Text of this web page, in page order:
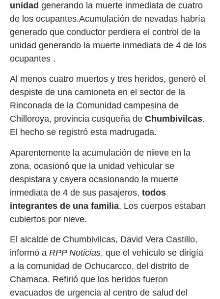
unidad generando la muerte inmediata de cuatro
de los ocupantes.Acumulación de nevadas habría
generado que conductor perdiera el control de la
unidad generando la muerte inmediata de 4 de los
ocupantes .
Al menos cuatro muertos y tres heridos, generó el
despiste de una camioneta en el sector de la
Rinconada de la Comunidad campesina de
Chilloroya, provincia cusqueña de Chumbivilcas.
El hecho se registró esta madrugada.
Aparentemente la acumulación de nieve en la
zona, ocasionó que la unidad vehicular se
despistara y cayera ocasionando la muerte
inmediata de 4 de sus pasajeros, todos
integrantes de una familia. Los cuerpos estaban
cubiertos por nieve.
El alcalde de Chumbivilcas, David Vera Castillo,
informó a RPP Noticias, que el vehículo se dirigía
a la comunidad de Ochucarcco, del distrito de
Chamaca. Refirió que los heridos fueron
evacuados de urgencia al centro de salud del